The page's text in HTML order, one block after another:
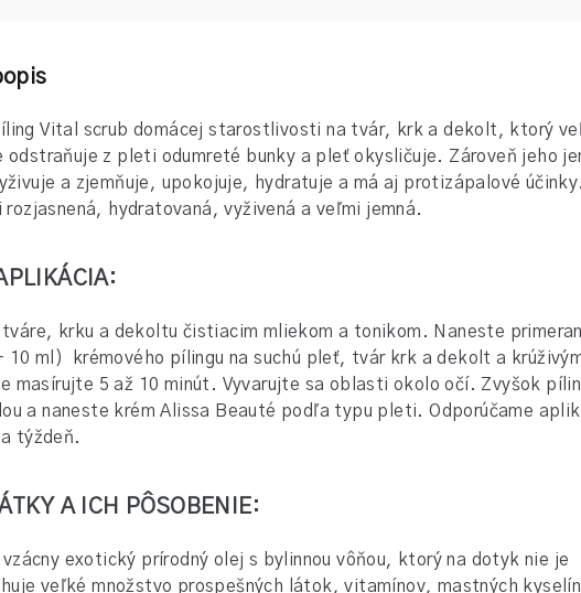
Vital scrub domácej starostlivosti na tvár, krk a dekolt, ktorý
odstraňuje z pleti odumreté bunky a pleť okysličuje. Zároveň jeho
a zjemňuje, upokojuje, hydratuje a má aj protizápalové
hydratovaná, vyživená a veľmi jemná.
krku a dekoltu čistiacim mliekom a tonikom. Naneste
10 ml) krémového pílingu na suchú pleť, tvár krk a dekolt a
masírujte 5 až 10 minút. Vyvarujte sa oblasti okolo očí. Zvyšok
a naneste krém Alissa Beauté podľa typu pleti. Odporúčame
týždeň.
A ICH PÔSOBENIE:
vzácny exotický prírodný olej s bylinnou vôňou, ktorý na dotyk nie je
veľké množstvo prospešných látok, vitamínov, mastných